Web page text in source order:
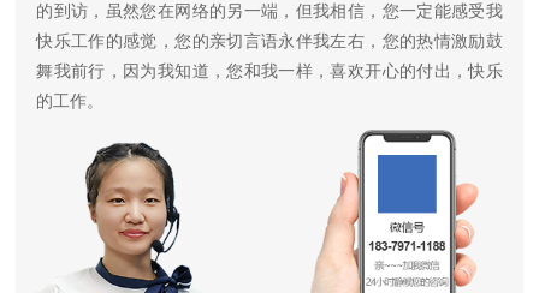
的到访，虽然您在网络的另一端，但我相信，您一定能感受我
快乐工作的感觉，您的亲切言语永伴我左右，您的热情激励鼓
舞我前行，因为我知道，您和我一样，喜欢开心的付出，快乐
的工作。